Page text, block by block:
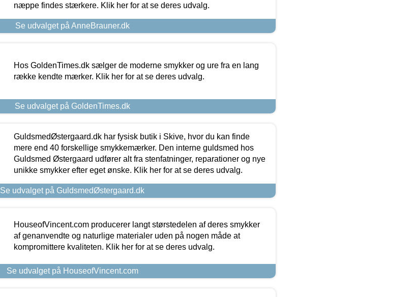
næppe findes stærkere. Klik her for at se deres udvalg.
Se udvalget på AnneBrauner.dk
Hos GoldenTimes.dk sælger de moderne smykker og ure fra en lang
række kendte mærker. Klik her for at se deres udvalg.
Se udvalget på GoldenTimes.dk
GuldsmedØstergaard.dk har fysisk butik i Skive, hvor du kan finde
mere end 40 forskellige smykkemærker. Den interne guldsmed hos
Guldsmed Østergaard udfører alt fra stenfatninger, reparationer og nye
unikke smykker efter eget ønske. Klik her for at se deres udvalg.
Se udvalget på GuldsmedØstergaard.dk
HouseofVincent.com producerer langt størstedelen af deres smykker
af genanvendte og naturlige materialer uden på nogen måde at
kompromittere kvaliteten. Klik her for at se deres udvalg.
Se udvalget på HouseofVincent.com